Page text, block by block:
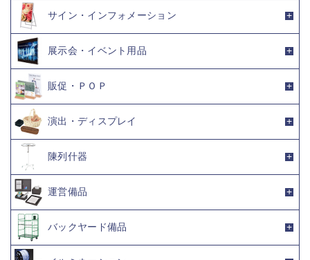
サイン・インフォメーション
展示会・イベント用品
販促・ＰＯＰ
演出・ディスプレイ
陳列什器
運営備品
バックヤード備品